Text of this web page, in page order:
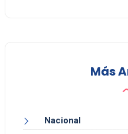
Más
Nacional